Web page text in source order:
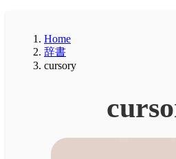
Home
辞書
cursory